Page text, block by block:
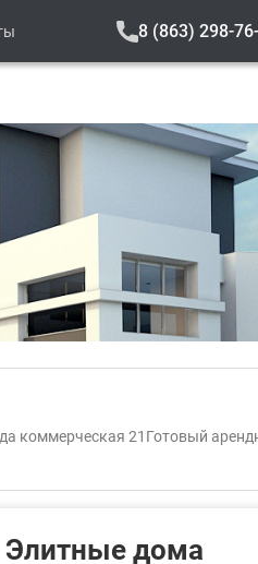
8 (863) 298-
коммерческая 21 Готовый
Элитные дома